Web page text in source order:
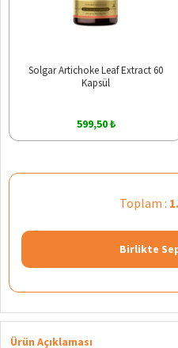
Solgar Artichoke Leaf Extract 60
Kapsül
599,50 ₺
Toplam :
Birlikte
Ürün Açıklaması